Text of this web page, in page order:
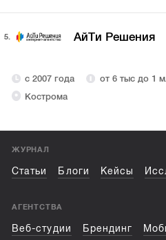
5. АйТи Решения
с 2007 года
от 6 тыс до 1
Кострома
ЖУРНАЛ
Статьи Блоги Кейсы
АГЕНТСТВА
Веб-студии Брендинг